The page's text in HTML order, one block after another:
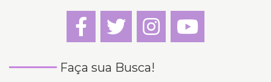
Faça sua Busca!